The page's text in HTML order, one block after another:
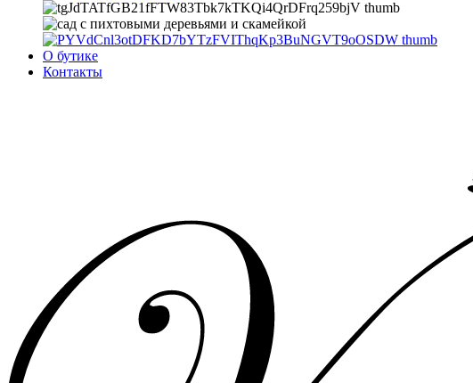
О бутике
Контакты